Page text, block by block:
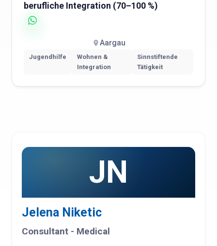
berufliche Integration (70–100 %)
Aargau
Jugendhilfe
Wohnen &
Integration
Sinnstiftende
Tätigkeit
JN
Jelena Niketic
Consultant - Medical